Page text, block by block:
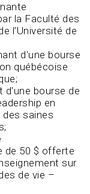
la Faculté des
l’Université de
d'une bourse
québécoise
d'une bourse de
en
saines
de 50 $ offerte
sur
de vie –